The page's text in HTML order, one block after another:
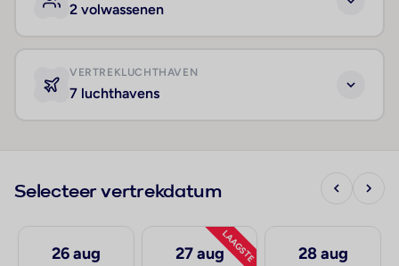
2 volwassenen
VERTREKLUCHTHAVEN
7 luchthavens
Selecteer vertrekdatum
26 aug LAAGSTE
27 aug 28 aug